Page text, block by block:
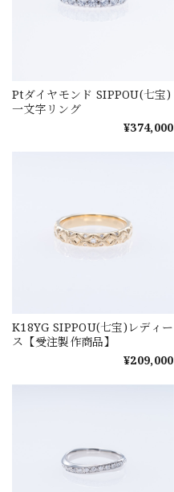
Ptダイヤモンド SIPPOU(七宝)
一文字リング
¥374,000
K18YG SIPPOU(七宝)レディー
ス【受注製作商品】
¥209,000